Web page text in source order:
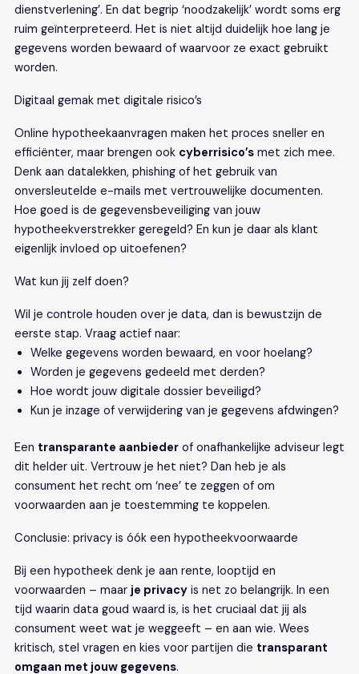
dienstverlening’. En dat begrip ‘noodzakelijk’ wordt soms erg
ruim geïnterpreteerd. Het is niet altijd duidelijk hoe lang je
gegevens worden bewaard of waarvoor ze exact gebruikt
worden.
Digitaal gemak met digitale risico’s
Online hypotheekaanvragen maken het proces sneller en
efficiënter, maar brengen ook cyberrisico’smet zich mee.
Denk aan datalekken, phishing of het gebruik van
onversleutelde e-mails met vertrouwelijke documenten.
Hoe goed is de gegevensbeveiliging van jouw
hypotheekverstrekker geregeld? En kun je daar als klant
eigenlijk invloed op uitoefenen?
Wat kun jij zelf doen?
Wil je controle houden over je data, dan is bewustzijn de
eerste stap. Vraag actief naar:
Welke gegevens worden bewaard, en voor hoelang?
Worden je gegevens gedeeld met derden?
Hoe wordt jouw digitale dossier beveiligd?
Kun je inzage of verwijdering van je gegevens afdwingen?
Een transparante aanbiederof onafhankelijke adviseur legt
dit helder uit. Vertrouw je het niet? Dan heb je als
consument het recht om ‘nee’ te zeggen of om
voorwaarden aan je toestemming te koppelen.
Conclusie: privacy is óók een hypotheekvoorwaarde
Bij een hypotheek denk je aan rente, looptijd en
voorwaarden – maar je privacyis net zo belangrijk. In een
tijd waarin data goud waard is, is het cruciaal dat jij als
consument weet wat je weggeeft – en aan wie. Wees
kritisch, stel vragen en kies voor partijen die transparant
omgaan met jouw gegevens.